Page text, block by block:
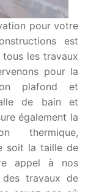
pour votre
est
les travaux
pour la
plafond et
de bain et
également la
thermique,
soit la taille de
appel à nos
des travaux de